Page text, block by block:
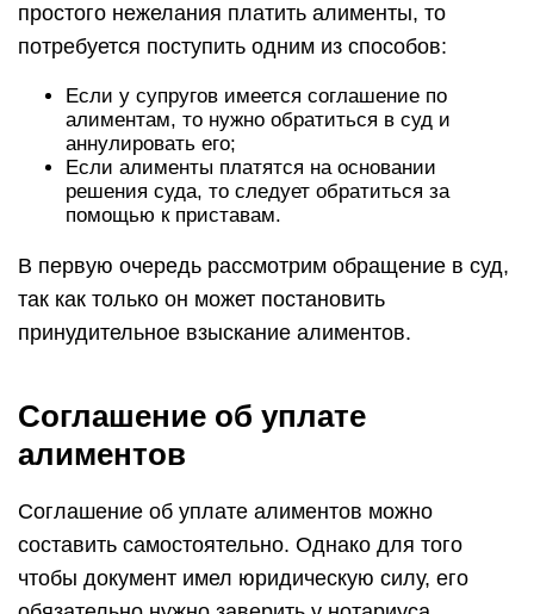
простого нежелания платить алименты, то
потребуется поступить одним из способов:
Если у супругов имеется соглашение по
алиментам, то нужно обратиться в суд и
аннулировать его;
Если алименты платятся на основании
решения суда, то следует обратиться за
помощью к приставам.
В первую очередь рассмотрим обращение в суд,
так как только он может постановить
принудительное взыскание алиментов.
Соглашение об уплате
алиментов
Соглашение об уплате алиментов можно
составить самостоятельно. Однако для того
чтобы документ имел юридическую силу, его